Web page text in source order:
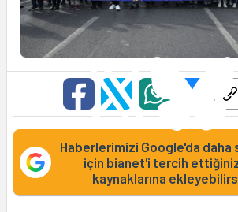
Haberlerimizi Google'da daha
için bianet'i tercih
kaynaklarına